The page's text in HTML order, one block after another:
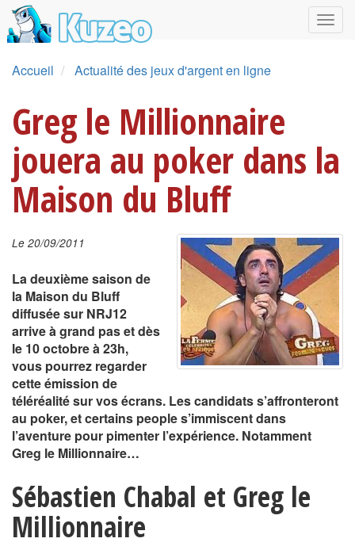
Accueil Actualité des jeux d'argent en ligne
Greg le Millionnaire
jouera au poker dans la
Maison du Bluff
Le 20/09/2011
La deuxième saison de
la Maison du Bluff
diffusée sur NRJ12
arrive à grand pas et dès
le 10 octobre à 23h,
vous pourrez regarder
cette émission de
téléréalité sur vos écrans. Les candidats s’affronteront
au poker, et certains people s’immiscent dans
l’aventure pour pimenter l’expérience. Notamment
Greg le Millionnaire…
Sébastien Chabal et Greg le
Millionnaire